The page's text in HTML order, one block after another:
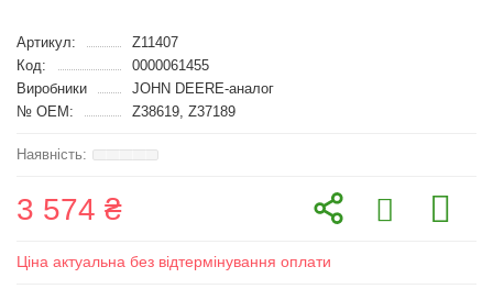
Артикул:
Z11407
Код:
0000061455
Виробники
JOHN DEERE-аналог
№ OEM:
Z38619, Z37189
3 574 ₴
Ціна актуальна без відтермінування оплати